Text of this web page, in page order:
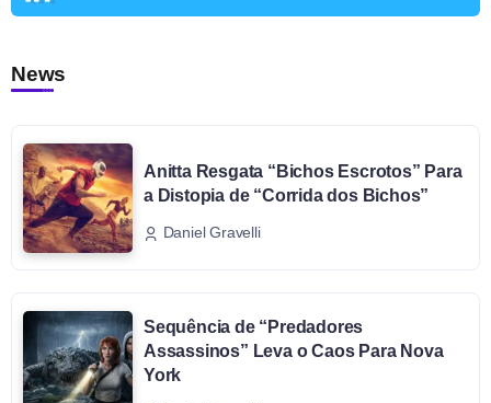
News
Anitta Resgata “Bichos Escrotos” Para
a Distopia de “Corrida dos Bichos”
Daniel Gravelli
Sequência de “Predadores
Assassinos” Leva o Caos Para Nova
York